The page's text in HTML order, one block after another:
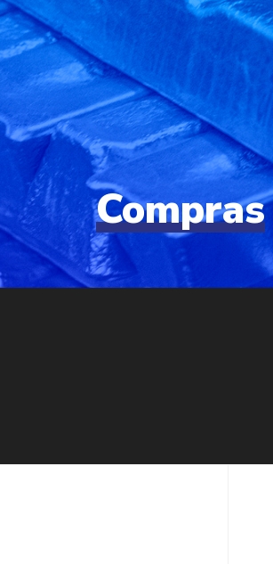
Compras